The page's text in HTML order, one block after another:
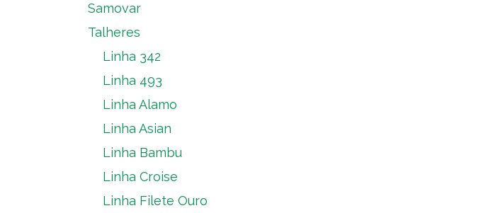
Samovar
Talheres
Linha 342
Linha 493
Linha Alamo
Linha Asian
Linha Bambu
Linha Croise
Linha Filete Ouro